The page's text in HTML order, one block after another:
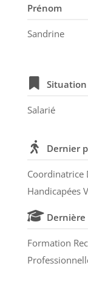
Prénom
Sandrine
Salarié
Dernier
Coordinatrice
Handicapées
Formation